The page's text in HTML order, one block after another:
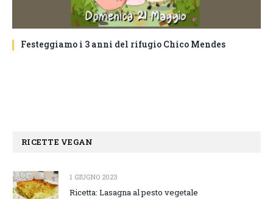
Festeggiamo i 3 anni del rifugio Chico Mendes
RICETTE VEGAN
1 GIUGNO 2023
Ricetta: Lasagna al pesto vegetale